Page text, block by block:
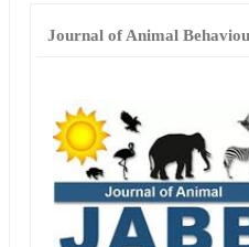
Journal of Animal